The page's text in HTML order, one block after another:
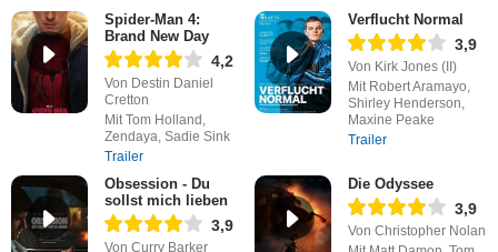
Spider-Man 4:
Brand New Day
4,2
Von Destin Daniel
Cretton
Mit Tom Holland,
Zendaya, Sadie Sink
Trailer
Verflucht Normal
3,9
Von Kirk Jones (II)
Mit Robert Aramayo,
Shirley Henderson,
Maxine Peake
Trailer
Obsession - Du
sollst mich lieben
3,9
Von Curry Barker
Die Odyssee
3,9
Von Christopher Nolan